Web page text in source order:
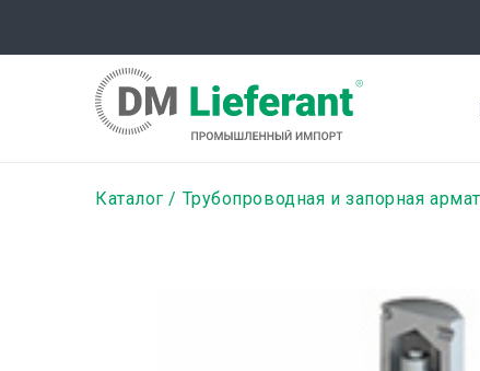
содержанию
Строка
Каталог Трубопроводная и запорная